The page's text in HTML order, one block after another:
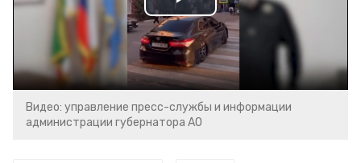
Play
Video
Видео: управление пресс-службы и информации
администрации губернатора АО